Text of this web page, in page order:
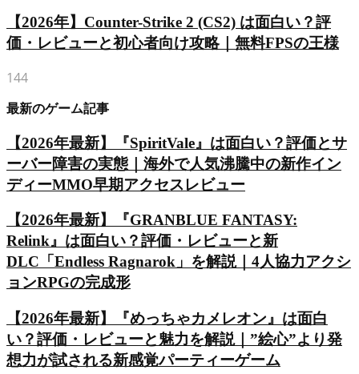
【2026年】Counter-Strike 2 (CS2) は面白い？評
価・レビューと初心者向け攻略｜無料FPSの王様
144
最新のゲーム記事
【2026年最新】『SpiritVale』は面白い？評価とサ
ーバー障害の実態｜海外で人気沸騰中の新作イン
ディーMMO早期アクセスレビュー
【2026年最新】『GRANBLUE FANTASY:
Relink』は面白い？評価・レビューと新
DLC「Endless Ragnarok」を解説｜4人協力アクシ
ョンRPGの完成形
【2026年最新】『めっちゃカメレオン』は面白
い？評価・レビューと魅力を解説｜”絵心”より発
想力が試される新感覚パーティーゲーム